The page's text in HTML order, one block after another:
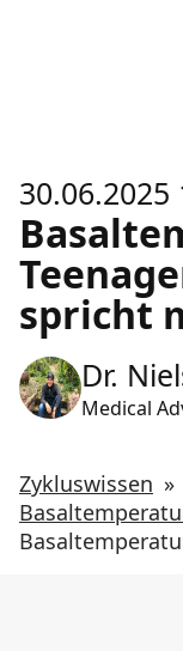
30.06.2025
spricht
Dr.
Medical
Zykluswissen »